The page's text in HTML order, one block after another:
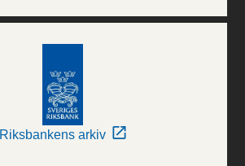
Riksbankens arkiv